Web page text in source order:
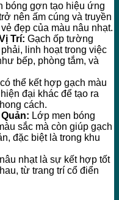
bóng gợn tạo hiệu ứng
nên ấm cúng và truyền
đẹp của màu nâu nhạt.
Trí: Gạch ốp tường
linh hoạt trong việc
bếp, phòng tắm, và
thể kết hợp gạch màu
đại khác để tạo ra
cách.
Lớp men bóng
sắc mà còn giúp gạch
đặc biệt là trong khu
nhạt là sự kết hợp tốt
từ trang trí cổ điển